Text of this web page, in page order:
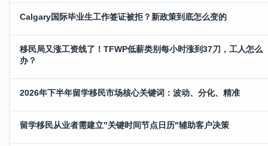
Calgary国际毕业生工作签证被拒？新政策到底怎么变的
移民局又涨工资线了！TFWP低薪类别每小时涨到37刀，工人怎么
办？
2026年下半年留学移民市场核心关键词：波动、分化、精准
留学移民从业者需建立"关键时间节点日历"辅助客户决策